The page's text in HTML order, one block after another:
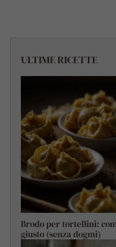
ULTIME RICETTE
Brodo per tortellini:
giusto (senza dogmi)